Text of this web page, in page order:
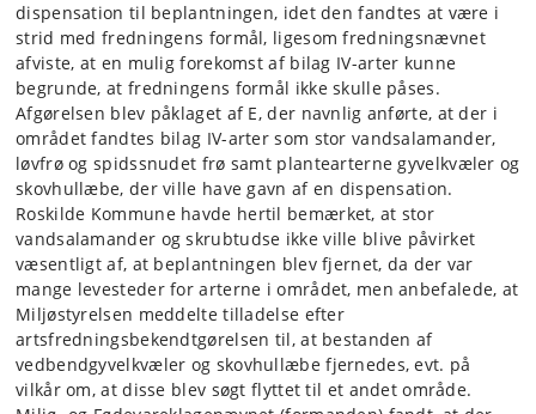
dispensation til beplantningen, idet den fandtes at være i
strid med fredningens formål, ligesom fredningsnævnet
afviste, at en mulig forekomst af bilag IV-arter kunne
begrunde, at fredningens formål ikke skulle påses.
Afgørelsen blev påklaget af E, der navnlig anførte, at der i
området fandtes bilag IV-arter som stor vandsalamander,
løvfrø og spidssnudet frø samt plantearterne gyvelkvæler og
skovhullæbe, der ville have gavn af en dispensation.
Roskilde Kommune havde hertil bemærket, at stor
vandsalamander og skrubtudse ikke ville blive påvirket
væsentligt af, at beplantningen blev fjernet, da der var
mange levesteder for arterne i området, men anbefalede, at
Miljøstyrelsen meddelte tilladelse efter
artsfredningsbekendtgørelsen til, at bestanden af
vedbendgyvelkvæler og skovhullæbe fjernedes, evt. på
vilkår om, at disse blev søgt flyttet til et andet område.